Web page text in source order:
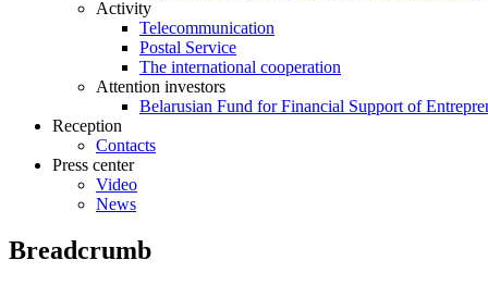
Activity
Telecommunication
Postal Service
The international cooperation
Attention investors
Belarusian Fund for Financial Support of
Reception
Contacts
Press center
Video
News
Breadcrumb